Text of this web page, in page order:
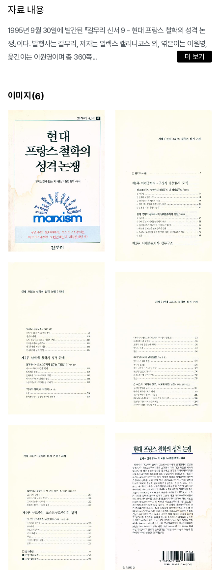
자료 내용
1995년 9월 30일에 발간된 『갈무리 신서 9 - 현대 프랑스 철학의 성격 논
쟁』이다. 발행사는 갈무리, 저자는 알렉스 캘리니코스 외, 엮은이는 이원영,
옮긴이는 이원영이며 총 360쪽...
더 보기
이미지(6)